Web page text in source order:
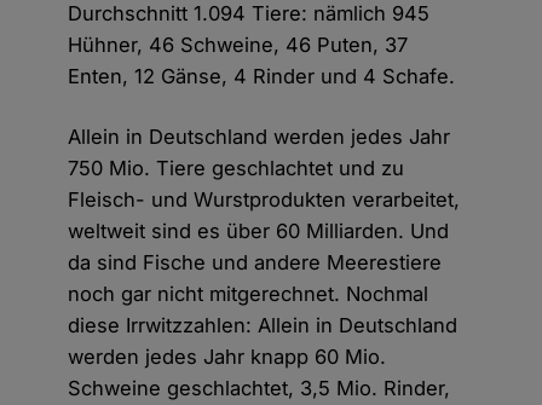
Durchschnitt 1.094 Tiere: nämlich 945
Hühner, 46 Schweine, 46 Puten, 37
Enten, 12 Gänse, 4 Rinder und 4 Schafe.
Allein in Deutschland werden jedes Jahr
750 Mio. Tiere geschlachtet und zu
Fleisch- und Wurstprodukten verarbeitet,
weltweit sind es über 60 Milliarden. Und
da sind Fische und andere Meerestiere
noch gar nicht mitgerechnet. Nochmal
diese Irrwitzzahlen: Allein in Deutschland
werden jedes Jahr knapp 60 Mio.
Schweine geschlachtet, 3,5 Mio. Rinder,